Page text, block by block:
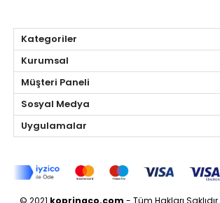
Kategoriler
Kurumsal
Müşteri Paneli
Sosyal Medya
Uygulamalar
© 2021 koprinaco.com - Tüm Hakları Saklıdır.